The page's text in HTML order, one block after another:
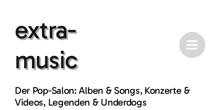
contentextra-
music
Der Pop-Salon: Alben & Songs, Konzerte &
Videos, Legenden & Underdogs